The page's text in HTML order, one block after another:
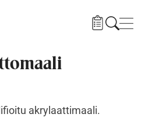
akrylaattimaali.